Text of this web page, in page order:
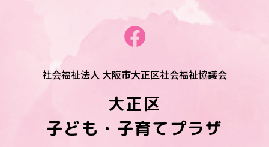
社会福祉法人 大阪市大正区社会福祉協議会
大正区
子ども・子育てプラザ